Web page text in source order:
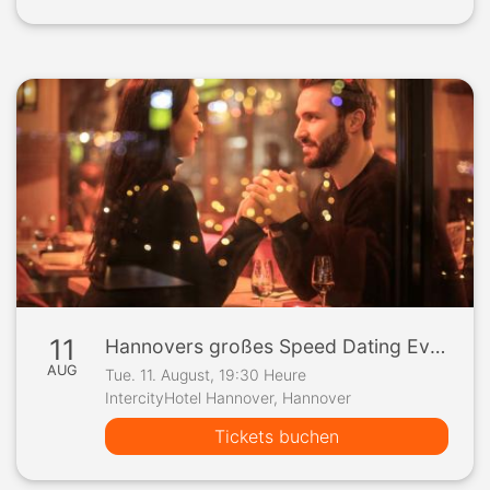
11
AUG
Hannovers großes Speed Dating Event
Tue. 11. August, 19:30 Heure
IntercityHotel Hannover, Hannover
Tickets buchen